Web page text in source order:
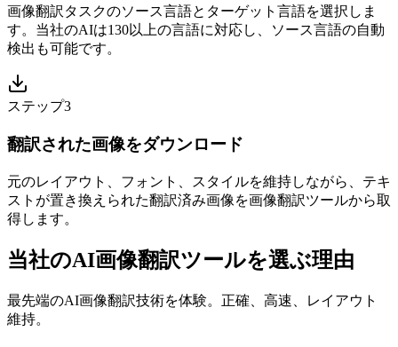
画像翻訳タスクのソース言語とターゲット言語を選択しま
す。当社のAIは130以上の言語に対応し、ソース言語の自動
検出も可能です。
ステップ3
翻訳された画像をダウンロード
元のレイアウト、フォント、スタイルを維持しながら、テキ
ストが置き換えられた翻訳済み画像を画像翻訳ツールから取
得します。
当社のAI画像翻訳ツールを選ぶ理由
最先端のAI画像翻訳技術を体験。正確、高速、レイアウト
維持。